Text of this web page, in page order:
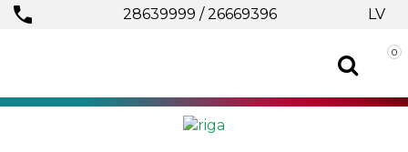
28639999 /26669396 LV
0